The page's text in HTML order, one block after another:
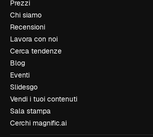
Prezzi
Chi siamo
Recensioni
Lavora con noi
Cerca tendenze
Blog
Eventi
Slidesgo
Vendi i tuoi contenuti
Sala stampa
Cerchi magnific.ai